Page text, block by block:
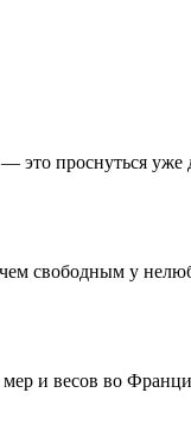
это проснуться уже
свободным у
и весов во